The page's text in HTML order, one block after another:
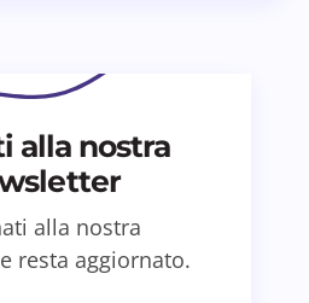
e email in questo browser
alla nostra
alla nostra
resta aggiornato.